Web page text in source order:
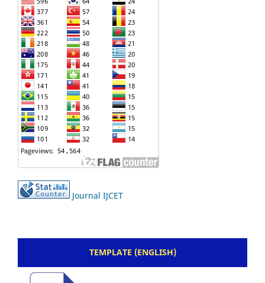
Journal IJCET
TEMPLATE (ENGLISH)